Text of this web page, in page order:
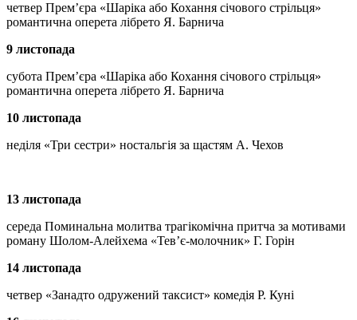
четвер Прем’єра «Шаріка або Кохання січового стрільця»
романтична оперета лібрето Я. Барнича
9 листопада
субота Прем’єра «Шаріка або Кохання січового стрільця»
романтична оперета лібрето Я. Барнича
10 листопада
неділя «Три сестри» ностальгія за щастям А. Чехов
13 листопада
середа Поминальна молитва трагікомічна притча за мотивами
роману Шолом-Алейхема «Тев’є-молочник» Г. Горін
14 листопада
четвер «Занадто одружений таксист» комедія Р. Куні